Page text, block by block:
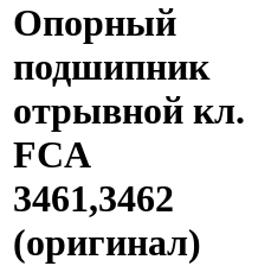
Опорный
подшипник
отрывной кл.
FCA
3461,3462
(оригинал)